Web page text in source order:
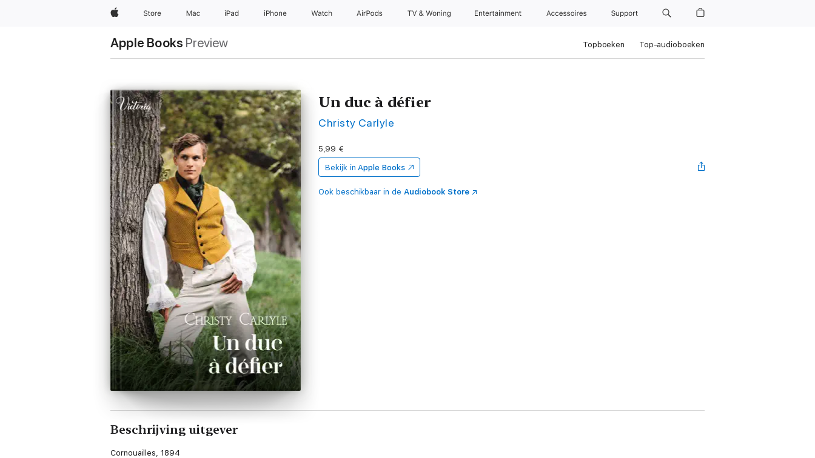
AppleStore Mac iPad iPhone Watch AirPods TV & Woning Entertainment Accessoires Support
Apple Books Preview Topboeken Top-audioboeken
Un duc à défier
Christy Carlyle
5,99 €
Bekijk in Apple Books
Ook beschikbaar in de Audiobook Store
Beschrijving uitgever
Cornouailles, 1894